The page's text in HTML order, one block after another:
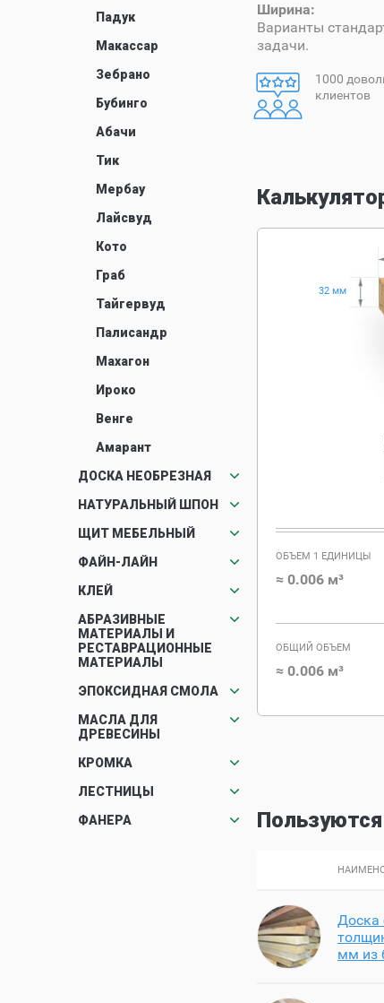
Падук
Макассар
Зебрано
Бубинго
Абачи
Тик
Мербау
Лайсвуд
Кото
Граб
Тайгервуд
Палисандр
Махагон
Ироко
Венге
Амарант
ДОСКА НЕОБРЕЗНАЯ
НАТУРАЛЬНЫЙ ШПОН
ЩИТ МЕБЕЛЬНЫЙ
ФАЙН-ЛАЙН
КЛЕЙ
АБРАЗИВНЫЕ
МАТЕРИАЛЫ И
РЕСТАВРАЦИОННЫЕ
МАТЕРИАЛЫ
ЭПОКСИДНАЯ СМОЛА
МАСЛА ДЛЯ
ДРЕВЕСИНЫ
КРОМКА
ЛЕСТНИЦЫ
ФАНЕРА
Ширина:
Варианты
задачи.
1000
клиентов
32 мм
ОБЪЕМ 1 ЕДИНИЦЫ
≈ 0.006 м³
ОБЩИЙ ОБЪЕМ
≈ 0.006 м³
Доска
мм из